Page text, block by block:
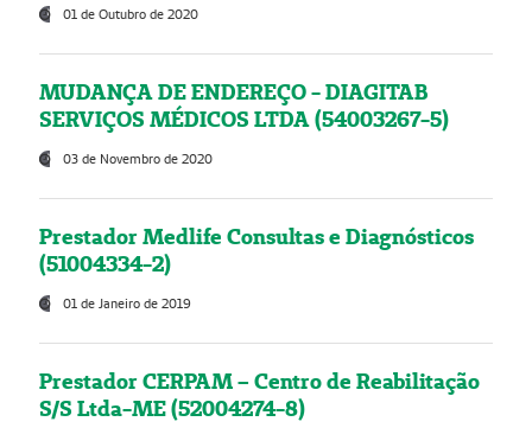
01 de Outubro de 2020
MUDANÇA DE ENDEREÇO - DIAGITAB
SERVIÇOS MÉDICOS LTDA (54003267-5)
03 de Novembro de 2020
Prestador Medlife Consultas e Diagnósticos
(51004334-2)
01 de Janeiro de 2019
Prestador CERPAM – Centro de Reabilitação
S/S Ltda-ME (52004274-8)